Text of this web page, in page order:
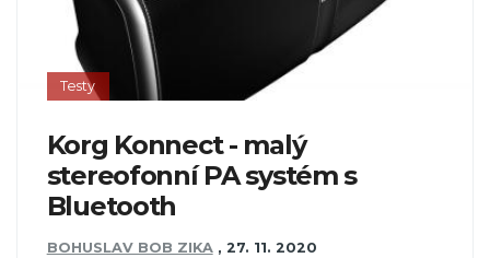
Testy
Korg Konnect - malý
stereofonní PA systém s
Bluetooth
BOHUSLAV BOB ZIKA , 27. 11. 2020